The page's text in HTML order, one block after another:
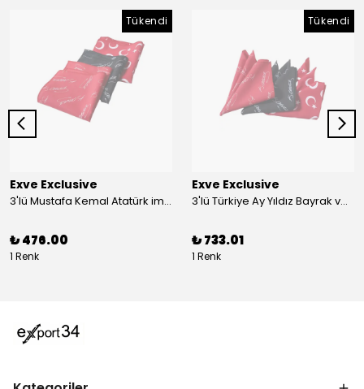
Tükendi
Exve Exclusive
3'lü Mustafa Kemal Atatürk imzalı ve Türkiye Ay Yıldız Bayraklı Kadın Fular Seti
₺ 476.00
1 Renk
Tükendi
Exve Exclusive
3'lü Türkiye Ay Yıldız Bayrak ve Mustafa Kemal Atatürk imzalı Kırmızı Siyah Yaka Mendili Seti
₺ 733.01
1 Renk